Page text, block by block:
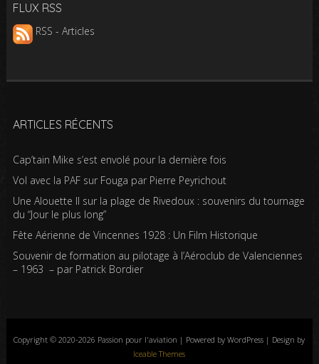
FLUX RSS
RSS - Articles
ARTICLES RÉCENTS
Cap’tain Mike s’est envolé pour la dernière fois
Vol avec la PAF sur Fouga par Pierre Peyrichout
Une Alouette II sur la plage de Rivedoux : souvenirs du tournage
du “Jour le plus long”
Fête Aérienne de Vincennes 1928 : Un Film Historique
Souvenir de formation au pilotage à l’Aéroclub de Valenciennes
– 1963 – par Patrick Bordier
Copyright © 2020-2026 Passion pour l'aviation | Powered by WordPress | Design by
Iceable Themes